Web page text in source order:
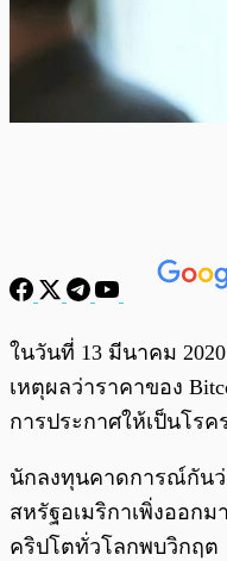
พร้อมเล่น
ในวันที่ 13 มีนาคม
เหตุผลว่าราคาของ
การประกาศให้เป็นโรค
นักลงทุนคาดการณ์กันว่
สหรัฐอเมริกาเพิ่งออก
คริปโตทั่วโลกพบวิกฤต